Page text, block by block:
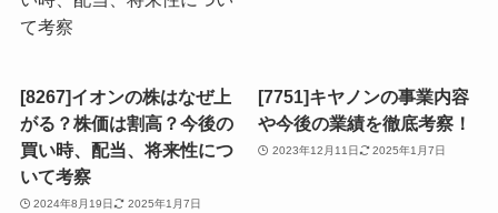
[8267]イオンの株はなぜ上
がる？株価は割高？今後の
買い時、配当、将来性につ
いて考察
2024年8月19日 2025年1月7日
[7751]キヤノンの事業内容
や今後の業績を徹底考察！
2023年12月11日 2025年1月7日